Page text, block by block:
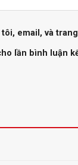
tôi, email, và
lần bình luận